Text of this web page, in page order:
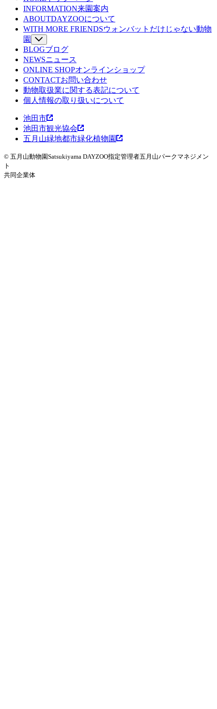
INFORMATION来園案内
ABOUTDAYZOOについて
WITH MORE FRIENDSウォンバットだけじゃない動物
園
SPECIES
WOMBAT TV
LEARNING魅力発見コンテンツ
EVENTイベント
WOMBAT TOWN MAPウォンバットタウンマッ
プ
BLOGブログ
NEWSニュース
ONLINE SHOPオンラインショップ
CONTACTお問い合わせ
動物取扱業に関する表記について
個人情報の取り扱いについて
池田市
池田市観光協会
五月山緑地都市緑化植物園
© 五月山動物園Satsukiyama DAYZOO指定管理者五月山パークマネジメン
ト
共同企業体